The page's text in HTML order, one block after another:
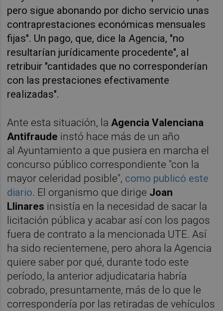
pero sigue abonando por dicho servicio unas
contraprestaciones económicas mensuales
fijas". Un pago, que, dice la Agencia, "no
resultarían jurídicamente procedente", al
retribuir "cantidades que no corresponderían
con las prestaciones efectivamente
realizadas".
Ante esta situación, laAgenciaValenciana
Antifraude instó hace más de un año
al Ayuntamiento a que pusiera en marcha el
concurso público correspondiente "con la
mayor celeridad posible", como publicó este
diario. El organismo que dirige Joan
Llinares insistía en la necesidad de sacar la
licitación pública y acabar así con los pagos
fuera de contrato a la mencionada UTE. Así
ha sido recientemene, pero ahora la Agencia
quiere saber por qué, durante todo este
período, la anterior adjudicataria habría
cobrado, presuntamente, más de lo que le
correspondería por las retiradas de vehículos